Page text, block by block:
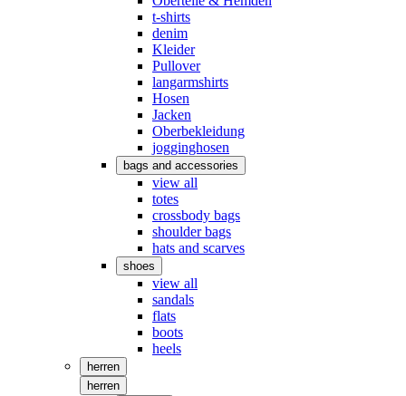
t-shirts
denim
Kleider
Pullover
langarmshirts
Hosen
Jacken
Oberbekleidung
jogginghosen
bags and accessories
view all
totes
crossbody bags
shoulder bags
hats and scarves
shoes
view all
sandals
flats
boots
heels
herren
herren